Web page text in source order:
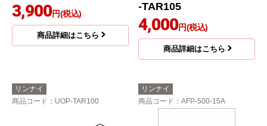
3,900円(税込)
商品詳細はこちら
-TAR105
4,000円(税込)
商品詳細はこちら
リンナイ
商品コード ：UOP-TAR100
リンナイ
商品コード ：AFP-500-15A